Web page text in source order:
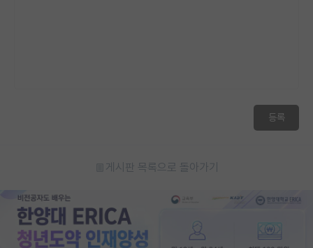
등록
게시판 목록으로 돌아가기